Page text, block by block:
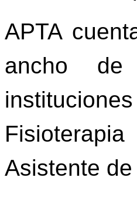
APTA
ancho de
Asistente